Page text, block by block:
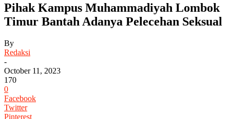
Pihak Kampus Muhammadiyah Lombok
Timur Bantah Adanya Pelecehan Seksual
By
Redaksi
-
October 11, 2023
170
0
Facebook
Twitter
Pinterest